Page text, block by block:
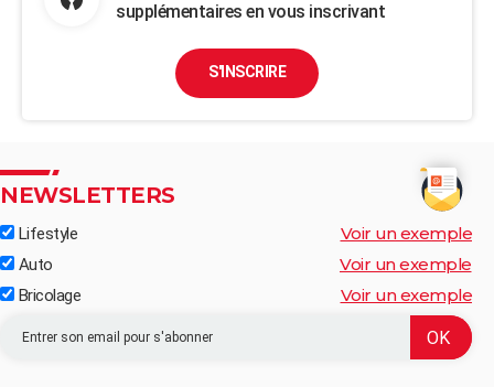
supplémentaires en vous inscrivant
S'INSCRIRE
NEWSLETTERS
Lifestyle Voir un exemple
Auto Voir un exemple
Bricolage Voir un exemple